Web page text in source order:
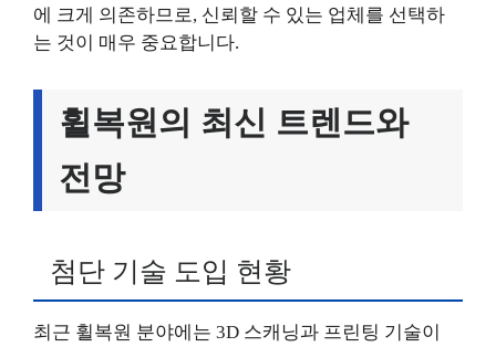
에 크게 의존하므로, 신뢰할 수 있는 업체를 선택하
는 것이 매우 중요합니다.
휠복원의 최신 트렌드와
전망
첨단 기술 도입 현황
최근 휠복원 분야에는 3D 스캐닝과 프린팅 기술이